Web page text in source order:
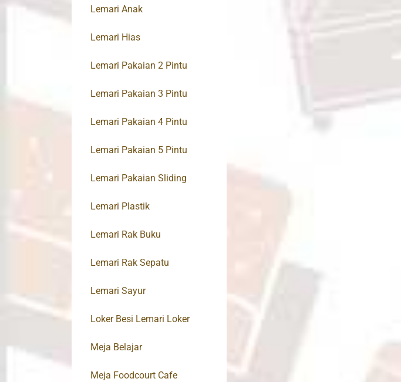
Lemari Anak
Lemari Hias
Lemari Pakaian 2 Pintu
Lemari Pakaian 3 Pintu
Lemari Pakaian 4 Pintu
Lemari Pakaian 5 Pintu
Lemari Pakaian Sliding
Lemari Plastik
Lemari Rak Buku
Lemari Rak Sepatu
Lemari Sayur
Loker Besi Lemari Loker
Meja Belajar
Meja Foodcourt Cafe